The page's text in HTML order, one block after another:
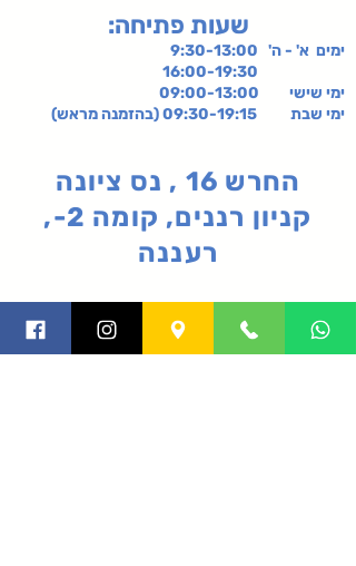
:שעות פתיחה
ימים א' - ה' 9:30-13:00
ימי שישי 09:00-13:00
ימי שבת 09:30-19:15 (בהזמנה מראש)
החרש 16 , נס ציונה
קניון רננים, קומה 2-,
רעננה